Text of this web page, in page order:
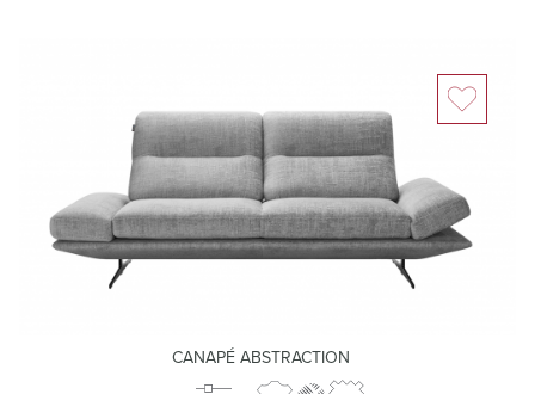
CANAPÉ ABSTRACTION